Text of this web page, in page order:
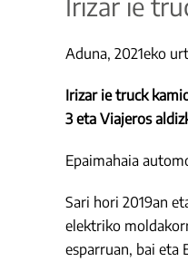
Aduna, 2021eko
Irizar ie truck
3 eta Viajeros
Epaimahaia
Sari hori 2019an
elektriko
esparruan, bai eta